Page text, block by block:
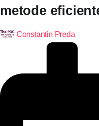
metode
Constantin Preda